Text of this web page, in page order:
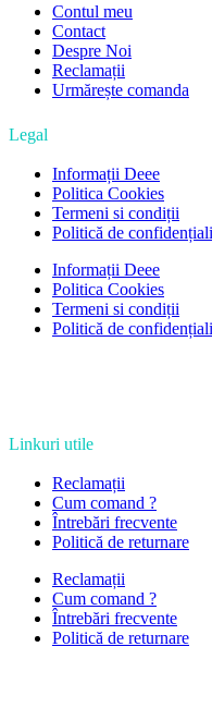
Contul meu
Contact
Despre Noi
Reclamații
Urmărește comanda
Legal
Informații Deee
Politica Cookies
Termeni si condiții
Politică de
Informații Deee
Politica Cookies
Termeni si condiții
Politică de
Linkuri utile
Reclamații
Cum comand ?
Întrebări frecvente
Politică de returnare
Reclamații
Cum comand ?
Întrebări frecvente
Politică de returnare